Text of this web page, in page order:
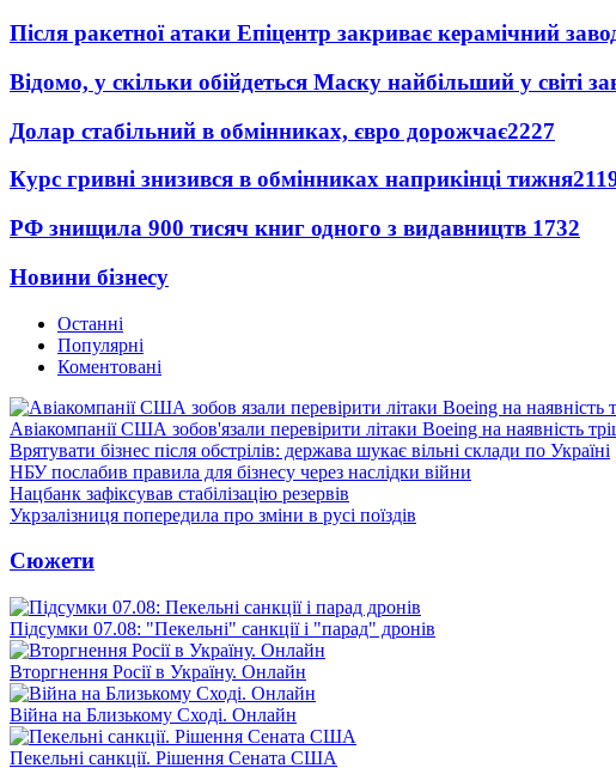
Після ракетної атаки Епіцентр закриває керамічний
Відомо, у скільки обійдеться Маску найбільший у світі
Долар стабільний в обмінниках, євро дорожчає2227
Курс гривні знизився в обмінниках наприкінці тижня
РФ знищила 900 тисяч книг одного з видавництв 1732
Новини бізнесу
Останні
Популярні
Коментовані
Авіакомпанії США зобов'язали перевірити літаки Boeing на наявність
Врятувати бізнес після обстрілів: держава шукає вільні склади по Україні
НБУ послабив правила для бізнесу через наслідки війни
Нацбанк зафіксував стабілізацію резервів
Укрзалізниця попередила про зміни в русі поїздів
Сюжети
Підсумки 07.08: "Пекельні" санкції і "парад" дронів
Вторгнення Росії в Україну. Онлайн
Війна на Близькому Сході. Онлайн
Пекельні санкції. Рішення Сената США